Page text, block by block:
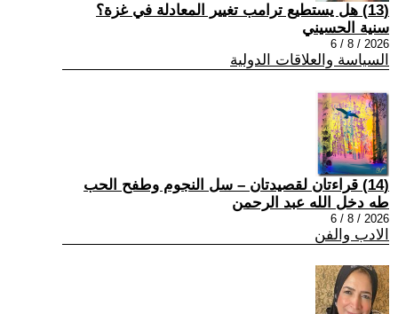
(13) هل يستطيع ترامب تغيير المعادلة في غزة؟
سنية الحسيني
2026 / 8 / 6
السياسة والعلاقات الدولية
(14) قراءتان لقصيدتان – سل النجوم وطفح الحب
طه دخل الله عبد الرحمن
2026 / 8 / 6
الادب والفن